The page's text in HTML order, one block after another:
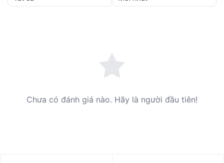
Chưa có đánh giá nào. Hãy là người đầu tiên!